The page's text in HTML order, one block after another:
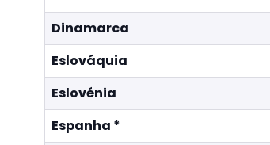
Dinamarca
Eslováquia
Eslovénia
Espanha *